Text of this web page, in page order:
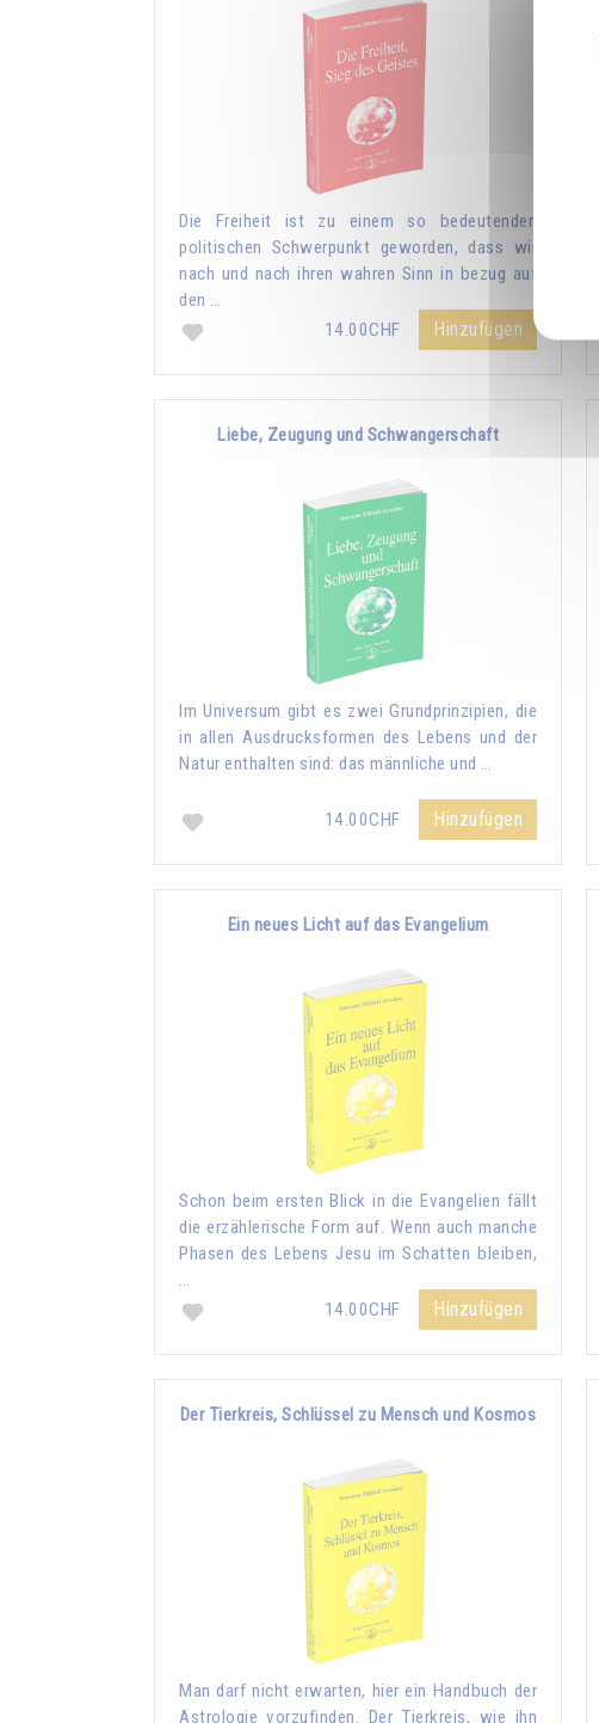
Die Freiheit ist zu einem so bedeutenden
politischen Schwerpunkt geworden, dass wir
nach und nach ihren wahren Sinn in bezug auf
den …
14.00CHF
Hinzufügen
Liebe, Zeugung und Schwangerschaft
Im Universum gibt es zwei Grundprinzipien, die
in allen Ausdrucksformen des Lebens und der
Natur enthalten sind: das männliche und …
14.00CHF Hinzufügen
Ein neues Licht auf das Evangelium
Schon beim ersten Blick in die Evangelien fällt
die erzählerische Form auf. Wenn auch manche
Phasen des Lebens Jesu im Schatten bleiben,
…
14.00CHF
Hinzufügen
Der Tierkreis, Schlüssel zu Mensch und Kosmos
Man darf nicht erwarten, hier ein Handbuch der
Astrologie vorzufinden. Der Tierkreis, wie ihn